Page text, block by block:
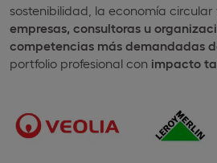
sostenibilidad, la economía circular
empresas, consultoras u
competencias más demandadas
portfolio profesional con impacto